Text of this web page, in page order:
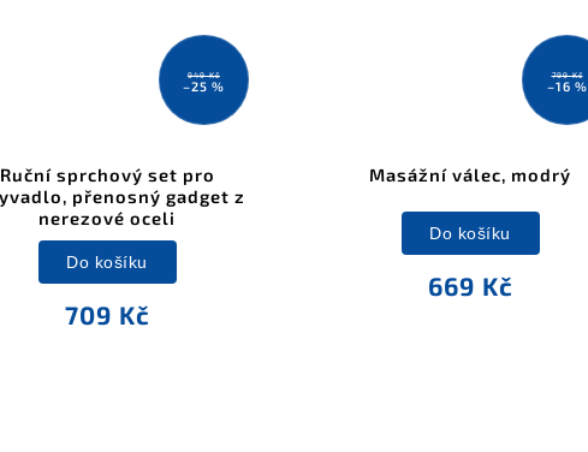
949 Kč
–25 %
Ruční sprchový set pro
přenosný gadget z
nerezové oceli
709 Kč
Do košíku
799 Kč
–16 %
Masážní válec, modrý
669 Kč
Do košíku